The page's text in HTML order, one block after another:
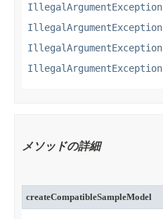
IllegalArgumentException
IllegalArgumentException
IllegalArgumentException
IllegalArgumentException
メソッドの詳細
createCompatibleSampleModel